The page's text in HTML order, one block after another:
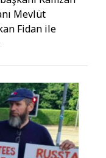
Mevlüt
Fidan ile